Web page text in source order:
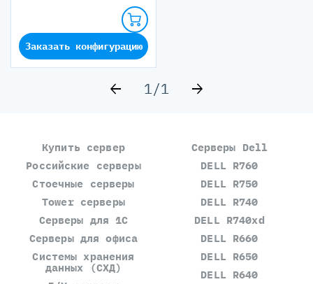
Заказать конфигурацию
1/1
Купить сервер
Российские серверы
Стоечные серверы
Tower серверы
Серверы для 1С
Серверы для офиса
Системы хранения
данных (СХД)
Серверы Dell
DELL R760
DELL R750
DELL R740
DELL R740xd
DELL R660
DELL R650
DELL R640